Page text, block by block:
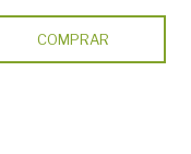
COMPRAR